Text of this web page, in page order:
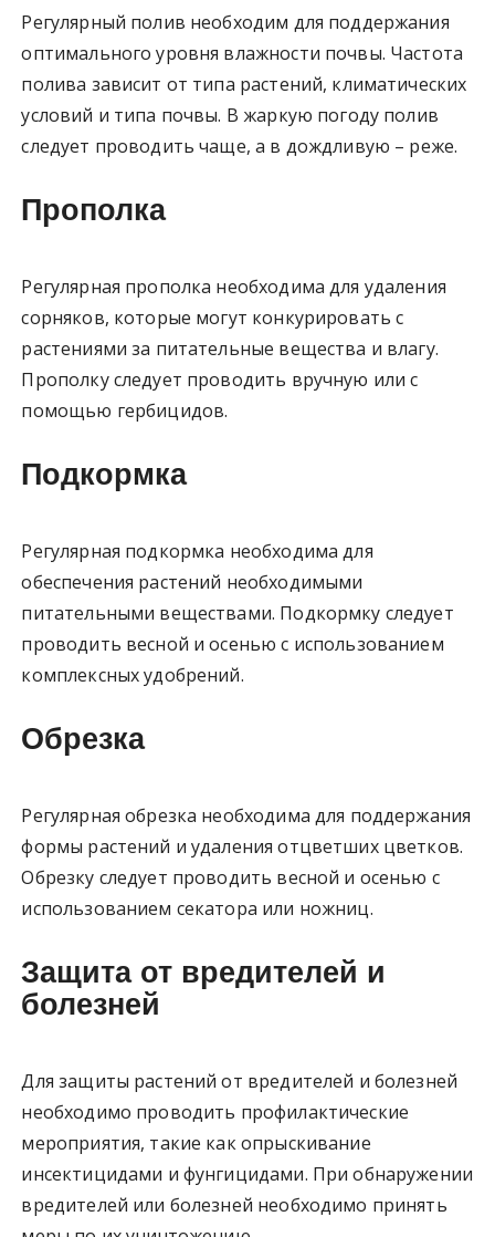
Регулярный полив необходим для поддержания
оптимального уровня влажности почвы. Частота
полива зависит от типа растений, климатических
условий и типа почвы. В жаркую погоду полив
следует проводить чаще, а в дождливую – реже.
Прополка
Регулярная прополка необходима для удаления
сорняков, которые могут конкурировать с
растениями за питательные вещества и влагу.
Прополку следует проводить вручную или с
помощью гербицидов.
Подкормка
Регулярная подкормка необходима для
обеспечения растений необходимыми
питательными веществами. Подкормку следует
проводить весной и осенью с использованием
комплексных удобрений.
Обрезка
Регулярная обрезка необходима для поддержания
формы растений и удаления отцветших цветков.
Обрезку следует проводить весной и осенью с
использованием секатора или ножниц.
Защита от вредителей и
болезней
Для защиты растений от вредителей и болезней
необходимо проводить профилактические
мероприятия, такие как опрыскивание
инсектицидами и фунгицидами. При обнаружении
вредителей или болезней необходимо принять